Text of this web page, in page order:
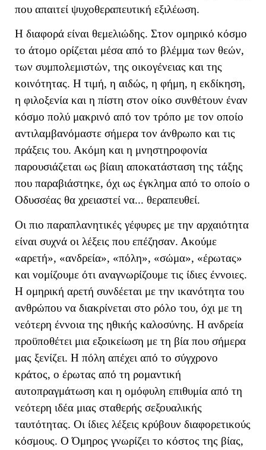
που απαιτεί ψυχοθεραπευτική εξιλέωση.
Η διαφορά είναι θεμελιώδης. Στον ομηρικό κόσμο
το άτομο ορίζεται μέσα από το βλέμμα των θεών,
των συμπολεμιστών, της οικογένειας και της
κοινότητας. Η τιμή, η αιδώς, η φήμη, η εκδίκηση,
η φιλοξενία και η πίστη στον οίκο συνθέτουν έναν
κόσμο πολύ μακρινό από τον τρόπο με τον οποίο
αντιλαμβανόμαστε σήμερα τον άνθρωπο και τις
πράξεις του. Ακόμη και η μνηστηροφονία
παρουσιάζεται ως βίαιη αποκατάσταση της τάξης
που παραβιάστηκε, όχι ως έγκλημα από το οποίο ο
Οδυσσέας θα χρειαστεί να... θεραπευθεί.
Οι πιο παραπλανητικές γέφυρες με την αρχαιότητα
είναι συχνά οι λέξεις που επέζησαν. Ακούμε
«αρετή», «ανδρεία», «πόλη», «σώμα», «έρωτας»
και νομίζουμε ότι αναγνωρίζουμε τις ίδιες έννοιες.
Η ομηρική αρετή συνδέεται με την ικανότητα του
ανθρώπου να διακρίνεται στο ρόλο του, όχι με τη
νεότερη έννοια της ηθικής καλοσύνης. Η ανδρεία
προϋποθέτει μια εξοικείωση με τη βία που σήμερα
μας ξενίζει. Η πόλη απέχει από το σύγχρονο
κράτος, ο έρωτας από τη ρομαντική
αυτοπραγμάτωση και η ομόφυλη επιθυμία από τη
νεότερη ιδέα μιας σταθερής σεξουαλικής
ταυτότητας. Οι ίδιες λέξεις κρύβουν διαφορετικούς
κόσμους. Ο Όμηρος γνωρίζει το κόστος της βίας,